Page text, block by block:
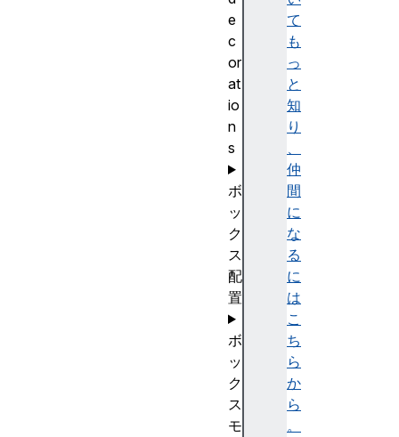
て
も
っ
と
知
り
、
仲
間
に
な
る
に
は
こ
ち
ら
か
ら
。
e
c
or
at
io
n
s
ボ
ッ
ク
ス
配
置
ボ
ッ
ク
ス
モ